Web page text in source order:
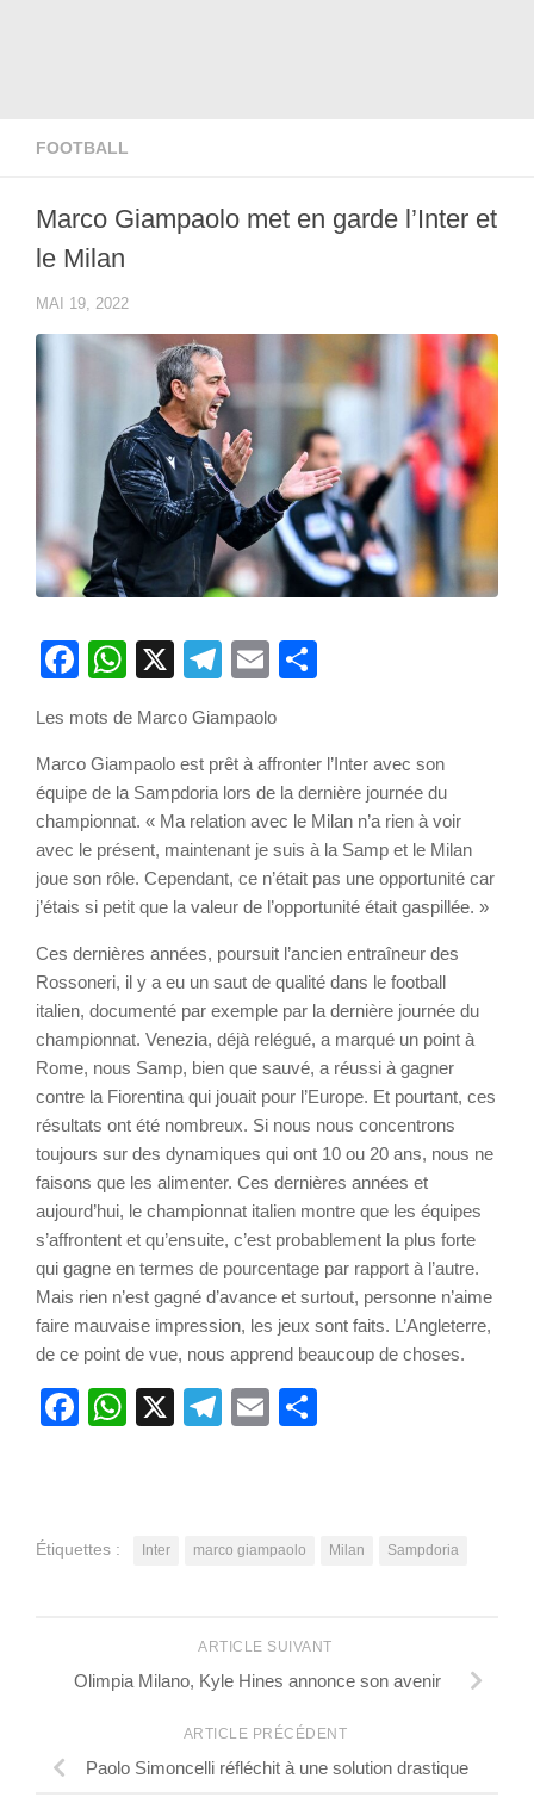
FOOTBALL
Marco Giampaolo met en garde l’Inter et
le Milan
MAI 19, 2022
Facebook
WhatsApp
X Telegram
Email
Les mots de Marco Giampaolo
Marco Giampaolo est prêt à affronter l’Inter avec son
équipe de la Sampdoria lors de la dernière journée du
championnat. « Ma relation avec le Milan n’a rien à voir
avec le présent, maintenant je suis à la Samp et le Milan
joue son rôle. Cependant, ce n’était pas une opportunité car
j’étais si petit que la valeur de l’opportunité était gaspillée. »
Ces dernières années, poursuit l’ancien entraîneur des
Rossoneri, il y a eu un saut de qualité dans le football
italien, documenté par exemple par la dernière journée du
championnat. Venezia, déjà relégué, a marqué un point à
Rome, nous Samp, bien que sauvé, a réussi à gagner
contre la Fiorentina qui jouait pour l’Europe. Et pourtant, ces
résultats ont été nombreux. Si nous nous concentrons
toujours sur des dynamiques qui ont 10 ou 20 ans, nous ne
faisons que les alimenter. Ces dernières années et
aujourd’hui, le championnat italien montre que les équipes
s’affrontent et qu’ensuite, c’est probablement la plus forte
qui gagne en termes de pourcentage par rapport à l’autre.
Mais rien n’est gagné d’avance et surtout, personne n’aime
faire mauvaise impression, les jeux sont faits. L’Angleterre,
de ce point de vue, nous apprend beaucoup de choses.
Facebook
WhatsApp
X Telegram
Email
Étiquettes : Inter marco giampaolo Milan Sampdoria
ARTICLE SUIVANT
Olimpia Milano, Kyle Hines annonce son avenir
ARTICLE PRÉCÉDENT
Paolo Simoncelli réfléchit à une solution drastique